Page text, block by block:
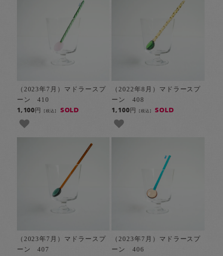
（2023年7月）マドラースプ
ーン 410
1,100円[税込] SOLD
（2022年8月）マドラースプ
ーン 408
1,100円 [税込] SOLD
（2023年7月）マドラースプ
ーン 407
（2023年7月）マドラースプ
ーン 406